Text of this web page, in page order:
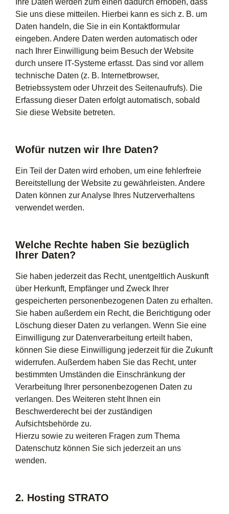
Ihre Daten werden zum einen dadurch erhoben, dass
Sie uns diese mitteilen. Hierbei kann es sich z. B. um
Daten handeln, die Sie in ein Kontaktformular
eingeben. Andere Daten werden automatisch oder
nach Ihrer Einwilligung beim Besuch der Website
durch unsere IT-Systeme erfasst. Das sind vor allem
technische Daten (z. B. Internetbrowser,
Betriebssystem oder Uhrzeit des Seitenaufrufs). Die
Erfassung dieser Daten erfolgt automatisch, sobald
Sie diese Website betreten.
Wofür nutzen wir Ihre Daten?
Ein Teil der Daten wird erhoben, um eine fehlerfreie
Bereitstellung der Website zu gewährleisten. Andere
Daten können zur Analyse Ihres Nutzerverhaltens
verwendet werden.
Welche Rechte haben Sie bezüglich
Ihrer Daten?
Sie haben jederzeit das Recht, unentgeltlich Auskunft
über Herkunft, Empfänger und Zweck Ihrer
gespeicherten personenbezogenen Daten zu erhalten.
Sie haben außerdem ein Recht, die Berichtigung oder
Löschung dieser Daten zu verlangen. Wenn Sie eine
Einwilligung zur Datenverarbeitung erteilt haben,
können Sie diese Einwilligung jederzeit für die Zukunft
widerrufen. Außerdem haben Sie das Recht, unter
bestimmten Umständen die Einschränkung der
Verarbeitung Ihrer personenbezogenen Daten zu
verlangen. Des Weiteren steht Ihnen ein
Beschwerderecht bei der zuständigen
Aufsichtsbehörde zu.
Hierzu sowie zu weiteren Fragen zum Thema
Datenschutz können Sie sich jederzeit an uns
wenden.
2. Hosting STRATO